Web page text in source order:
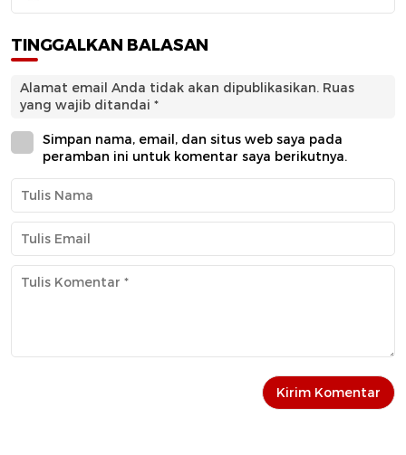
TINGGALKAN BALASAN
Alamat email Anda tidak akan dipublikasikan. Ruas
yang wajib ditandai *
Simpan nama, email, dan situs web saya pada
peramban ini untuk komentar saya berikutnya.